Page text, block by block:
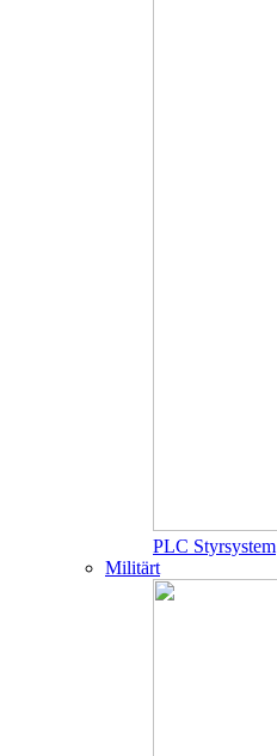
PLC Styrsystem
Militärt